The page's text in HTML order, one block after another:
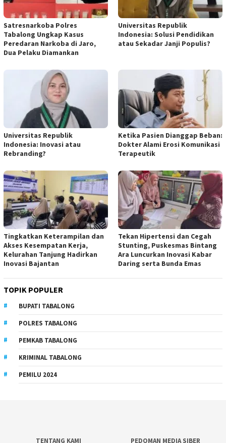
Satresnarkoba Polres
Tabalong Ungkap Kasus
Peredaran Narkoba di Jaro,
Dua Pelaku Diamankan
Universitas Republik
Indonesia: Solusi Pendidikan
atau Sekadar Janji Populis?
Universitas Republik
Indonesia: Inovasi atau
Rebranding?
Ketika Pasien Dianggap Beban:
Dokter Alami Erosi Komunikasi
Terapeutik
Tingkatkan Keterampilan dan
Akses Kesempatan Kerja,
Kelurahan Tanjung Hadirkan
Inovasi Bajantan
Tekan Hipertensi dan Cegah
Stunting, Puskesmas Bintang
Ara Luncurkan Inovasi Kabar
Daring serta Bunda Emas
TOPIK POPULER
BUPATI TABALONG
POLRES TABALONG
PEMKAB TABALONG
KRIMINAL TABALONG
PEMILU 2024
TENTANG KAMI PEDOMAN MEDIA SIBER